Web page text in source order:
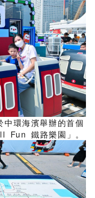
環海濱舉辦的首個
Fun 鐵路樂園」。